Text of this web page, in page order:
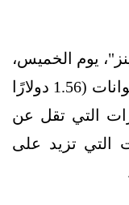
يوم الخميس،
إنها ستبدأ فرض رسوم قدرها 10 يوانات (1.56 دولارًا
التي تقل عن
للمسارات التي تزيد على